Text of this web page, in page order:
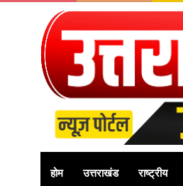
होम उत्तराखंड राष्ट्रीय